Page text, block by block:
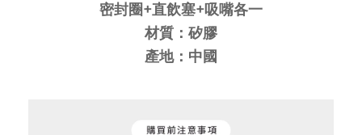
密封圈+直飲塞+吸嘴各一
材質：矽膠
產地：中國